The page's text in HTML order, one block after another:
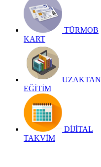
TÜRMOB
KART
UZAKTAN
EĞİTİM
DİJİTAL
TAKVİM